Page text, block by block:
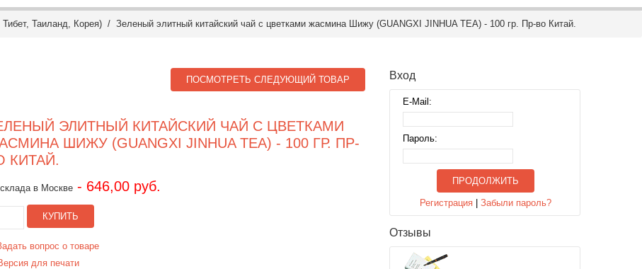
Таиланд, Корея) / Зеленый элитный китайский чай с цветками жасмина Шижу (GUANGXI JINHUA TEA) - 100 гр. Пр-во Китай.
ПОСМОТРЕТЬ СЛЕДУЮЩИЙ ТОВАР
ЭЛИТНЫЙ КИТАЙСКИЙ ЧАЙ С ЦВЕТКАМИ
ШИЖУ (GUANGXI JINHUA TEA) - 100 ГР. ПР-
КИТАЙ.
в Москве - 646,00 руб.
КУПИТЬ
вопрос о товаре
для печати
Вход
E-Mail:
Пароль:
ПРОДОЛЖИТЬ
Регистрация |Забыли пароль?
Отзывы